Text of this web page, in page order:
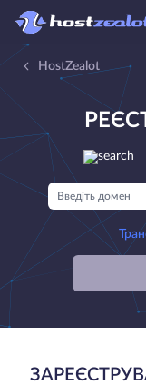
HostZealot